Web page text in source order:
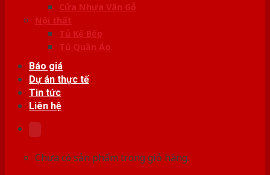
Cửa Nhựa Vân Gỗ
Nội thất
Tủ Kệ Bếp
Tủ Quần Áo
Báo giá
Dự án thực tế
Tin tức
Liên hệ
Chưa có sản phẩm trong giỏ hàng.